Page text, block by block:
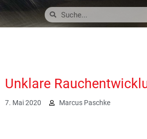
Unklare
7. Mai 2020 Marcus Paschke